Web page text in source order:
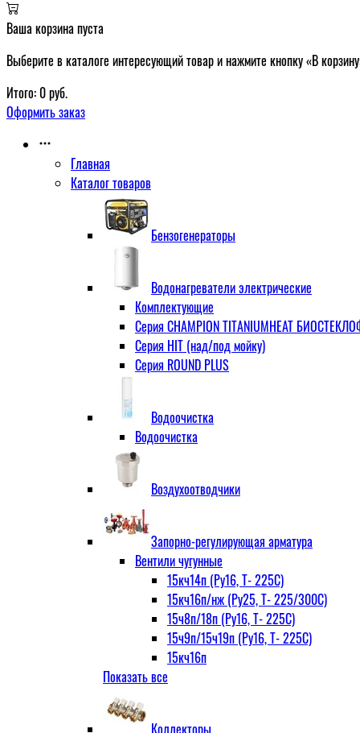
Ваша корзина пуста
Выберите в каталоге интересующий товар и нажмите кнопку «В
Итого: 0руб.
Оформить заказ
Главная
Каталог товаров
Бензогенераторы
Водонагреватели электрические
Комплектующие
Серия CHAMPION TITANIUMHEAT
Серия HIT (над/под мойку)
Серия ROUND PLUS
Водоочистка
Водоочистка
Воздухоотводчики
Запорно-регулирующая арматура
Вентили чугунные
15кч14п (Ру16, Т- 225С)
15кч16п/нж (Ру25, Т- 225/300С)
15ч8п/18п (Ру16, Т- 225С)
15ч9п/15ч19п (Ру16, Т- 225С)
15кч16п
Показать все
Коллекторы